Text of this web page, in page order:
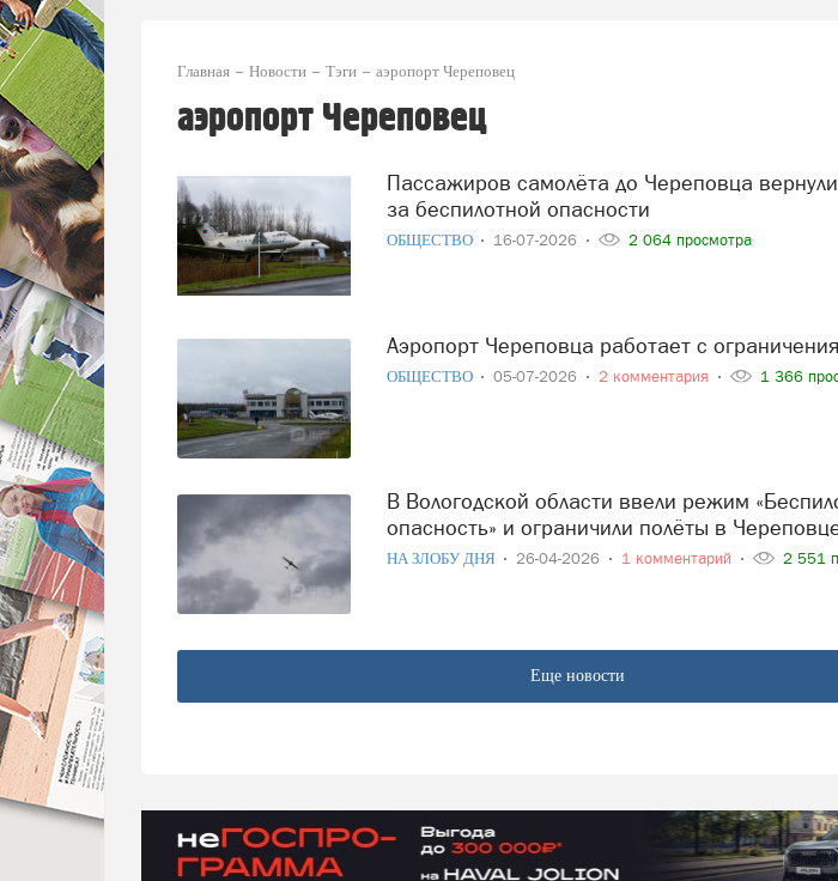
Главная Новости Тэги аэропорт Череповец
аэропорт Череповец
Пассажиров самолёта до Череповца вернули в Пулково из-
за беспилотной опасности
ОБЩЕСТВО 16-07-2026 2 064 просмотра
Аэропорт Череповца работает с
ОБЩЕСТВО 05-07-2026 2 комментария 1 366
В Вологодской области ввели режим «Беспилотная
опасность» и ограничили полёты в
НА ЗЛОБУ ДНЯ 26-04-2026 1 комментарий 2 551
Еще новости